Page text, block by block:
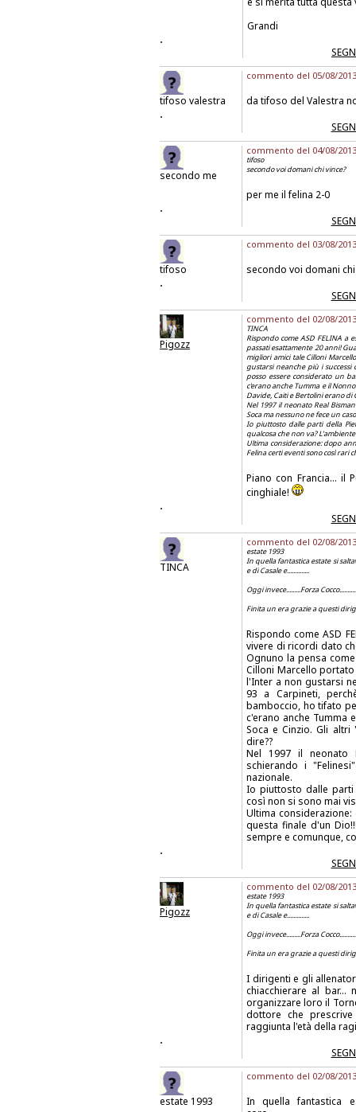
Grandi
.
tifoso valestra
commento del 05/08/
da tifoso del Valestra
.
secondo me
commento del 04/08/
tifoso
secondo voi domani chi vince?
per me il felina 2-0
.
tifoso
commento del 03/08/
secondo voi domani chi
.
Pigozz
commento del 02/08/
TINCA
Rispondo come ASD FELINA
passati esattamente 20 anni!
migliori amici tale Cilloni
gustarsi neanche più i
posso essere considerato un
c'erano anche Tumma e il
Davide, Caiti e Bertolini erano di
Nel 1997 il neonato Real
Soca ma nessuno ne fece un
Io piuttosto dalle parti della
qualcosa che non va?
Ultima considerazione: dopo
Felina certi eventi sono così rari
Piano con Francia... il
cinghiale!
.
TINCA
commento del 02/08/
estate 1993
In quella fantastica estate si
e di Casale e..............
Oggi invece.........Forza
Finita un era grazie a questi
Rispondo come ASD
vivere di ricordi dato
Ognuno la pensa
Cilloni Marcello
l'Inter a non gustarsi
93 a Carpineti,
bamboccio, ho tifato
c'erano anche Tumma
Soca e Cinzio. Gli altri
dire??
Nel 1997 il neonato
schierando i
nazionale.
Io piuttosto dalle parti
così non si sono mai
Ultima considerazione:
questa finale d'un
sempre e comunque,
.
Pigozz
commento del 02/08/
estate 1993
In quella fantastica estate si
e di Casale e..............
Oggi invece.........Forza
Finita un era grazie a questi
I dirigenti e gli
chiacchierare al
organizzare loro il
dottore che
raggiunta l'età della
.
estate 1993
commento del 02/08/
In quella fantastica